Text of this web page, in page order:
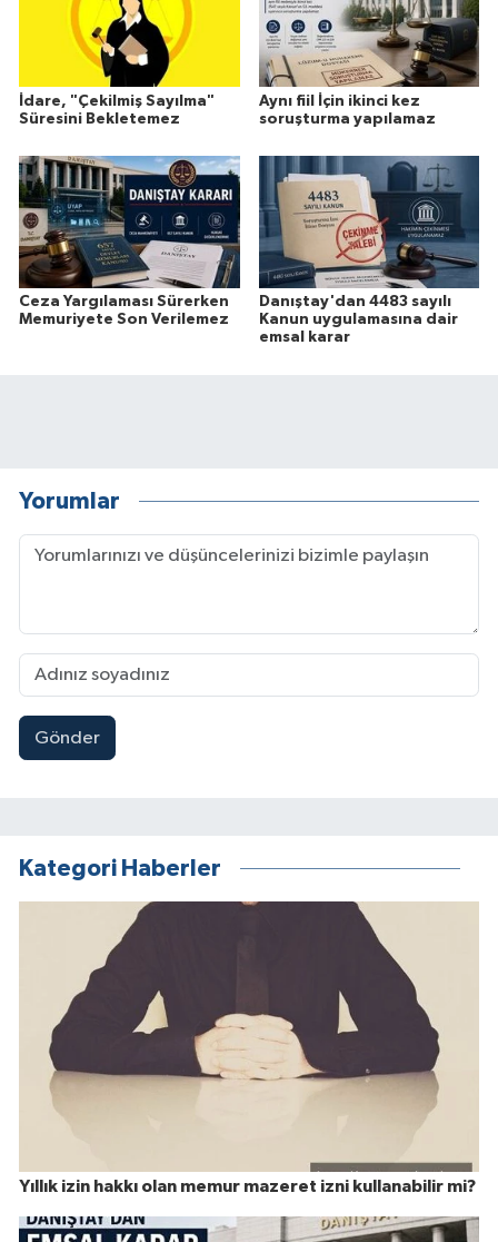
İdare, "Çekilmiş Sayılma"
Süresini Bekletemez
Aynı fiil İçin ikinci kez
soruşturma yapılamaz
Ceza Yargılaması Sürerken
Memuriyete Son Verilemez
Danıştay'dan 4483 sayılı
Kanun uygulamasına dair
emsal karar
Yorumlar
Gönder
Kategori Haberler
Yıllık izin hakkı olan memur mazeret izni kullanabilir mi?